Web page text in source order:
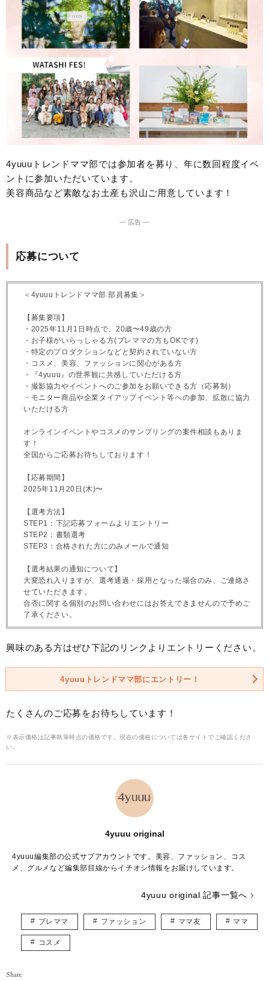
4yuuuトレンドママ部では参加者を募り、年に数回程度イベ
ントに参加いただいています。
美容商品など素敵なお土産も沢山ご用意しています！
― 広告 ―
応募について
＜4yuuuトレンドママ部 部員募集＞
【募集要項】
・2025年11月1日時点で、20歳〜49歳の方
・お子様がいらっしゃる方(プレママの方もOKです)
・特定のプロダクションなどと契約されていない方
・コスメ、美容、ファッションに関心がある方
・『4yuuu』の世界観に共感していただける方
・撮影協力やイベントへのご参加をお願いできる方（応募制）
・モニター商品や企業タイアップイベント等への参加、拡散に協力
いただける方
オンラインイベントやコスメのサンプリングの案件相談もありま
す！
全国からご応募お待ちしております！
【応募期間】
2025年11月20日(木)〜
【選考方法】
STEP1：下記応募フォームよりエントリー
STEP2：書類選考
STEP3：合格された方にのみメールで通知
【選考結果の通知について】
大変恐れ入りますが、選考通過・採用となった場合のみ、ご連絡さ
せていただきます。
合否に関する個別のお問い合わせにはお答えできませんので予めご
了承ください。
興味のある方はぜひ下記のリンクよりエントリーください。
4yuuuトレンドママ部にエントリー！
たくさんのご応募をお待ちしています！
※表示価格は記事執筆時点の価格です。現在の価格については各サイトでご確認くださ
い。
4yuuu original
4yuuu編集部の公式サブアカウントです。美容、ファッション、コス
メ、グルメなど編集部目線からイチオシ情報をお届けしています。
4yuuu original 記事一覧へ
プレママ ファッション ママ友 ママ
コスメ
Share